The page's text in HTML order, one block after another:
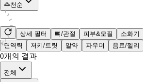
추천순
상세 필터 뼈/관절 피부&모질 소화기
면역력
저키/트릿 알약 파우더 음료/젤리
0개의 결과
전체